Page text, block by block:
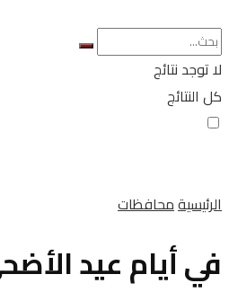
لا توجد نتائج
كل النتائج
الرئيسيةمحافظات
في أيام عيد الأضحى المبارك.. إجراء 56